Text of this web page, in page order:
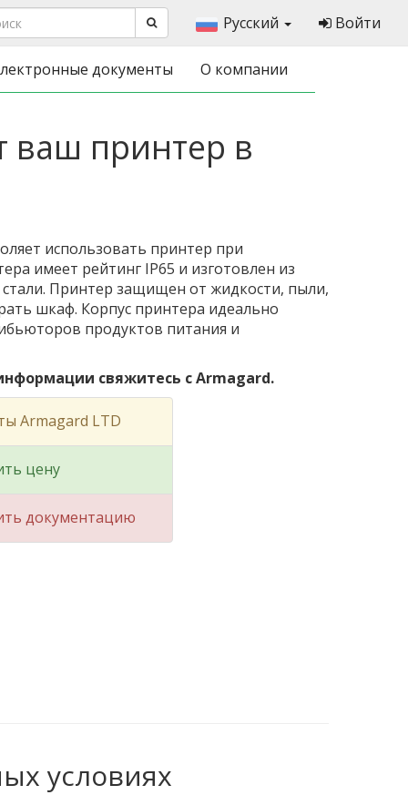
Русский Войти
документы О компании
ваш принтер в
использовать принтер при
имеет рейтинг IP65 и изготовлен из
Принтер защищен от жидкости, пыли,
шкаф. Корпус принтера идеально
продуктов питания и
свяжитесь с Armagard.
Armagard LTD
цену
документацию
условиях